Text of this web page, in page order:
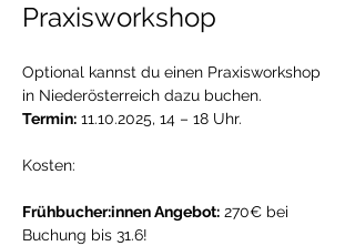
Praxisworkshop
Optional kannst du einen Praxisworkshop
in Niederösterreich dazu buchen.
Termin: 11.10.2025, 14 – 18 Uhr.
Kosten:
Frühbucher:innen Angebot: 270€ bei
Buchung bis 31.6!